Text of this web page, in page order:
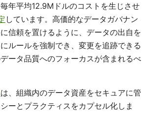
年平均12.9Mドルのコストを生じさせ
しています。高価的なデータガバナン
信頼を置けるように、データの出自を
ルールを強制でき、変更を追跡できる
ータ品質へのフォーカスが含まれるべ
は、組織内のデータ資産をセキュアに管
ーとプラクティスをカプセル化しま